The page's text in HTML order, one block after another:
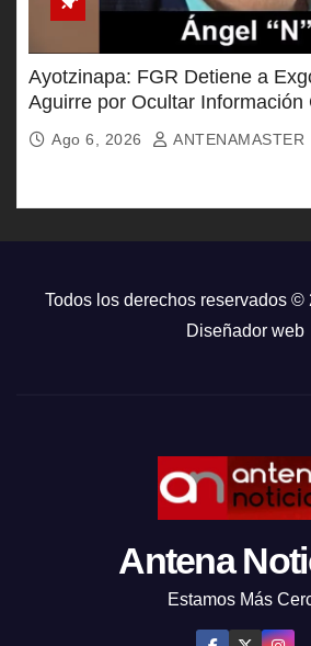
Ayotzinapa: FGR Detiene a
Aguirre por Ocultar Información
Ago 6, 2026 ANTENAMASTER
Todos los derechos reservados ©
Diseñador web
Antena
Estamos Más